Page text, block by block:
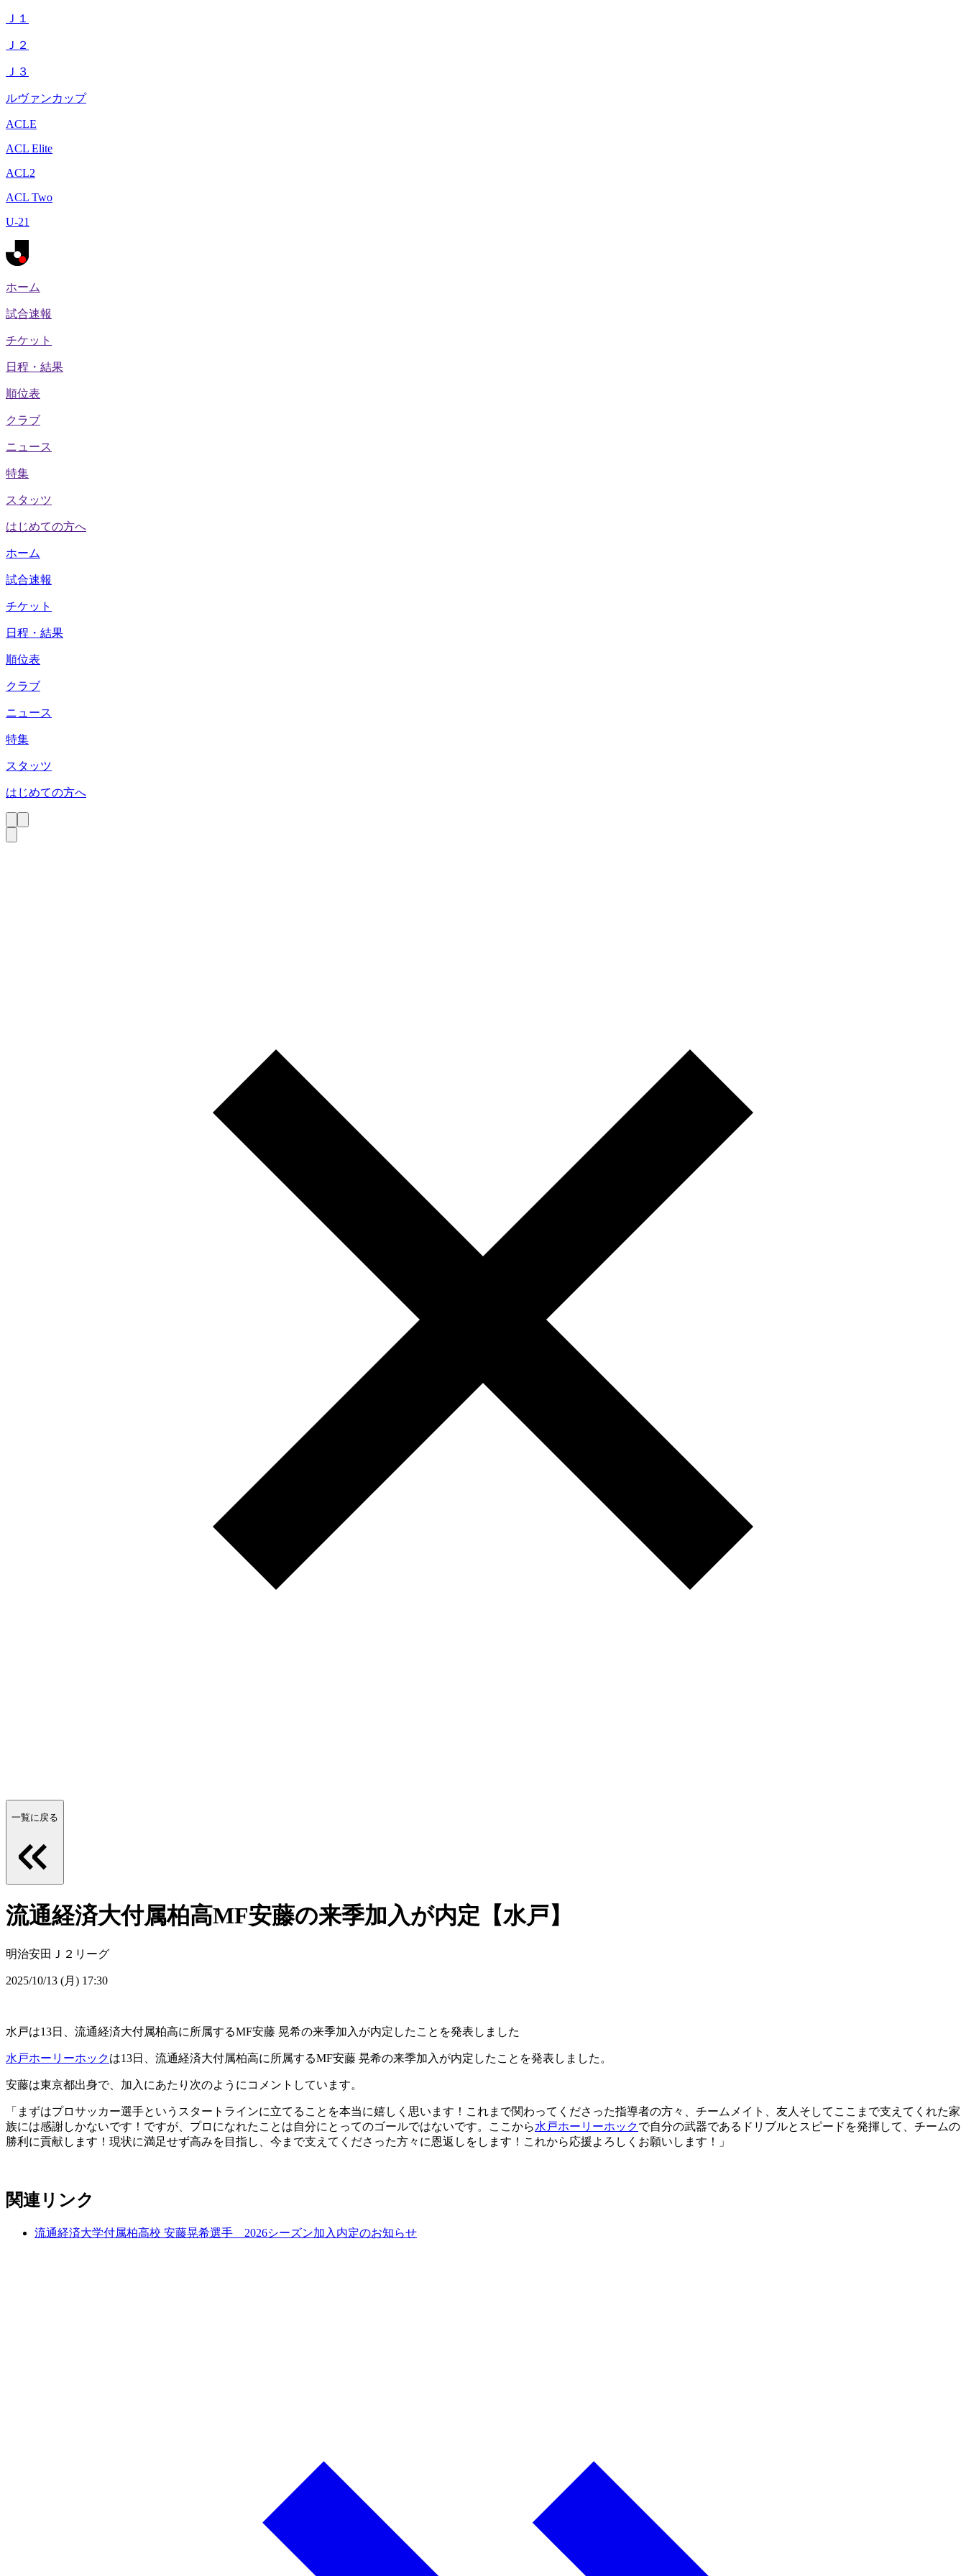
Ｊ１
Ｊ２
Ｊ３
ルヴァンカップ
ACLE
ACL Elite
ACL2
ACL Two
U-21
ホーム
試合速報
チケット
日程・結果
順位表
クラブ
ニュース
特集
スタッツ
はじめての方へ
ホーム
試合速報
チケット
日程・結果
順位表
クラブ
ニュース
特集
スタッツ
はじめての方へ
一覧に戻る
流通経済大付属柏高MF安藤の来季加入が内定【水戸】
明治安田Ｊ２リーグ
2025/10/13 (月) 17:30
水戸は13日、流通経済大付属柏高に所属するMF安藤 晃希の来季加入が内定したことを発表しました
水戸ホーリーホックは13日、流通経済大付属柏高に所属するMF安藤 晃希の来季加入が内定したことを発表しました。
安藤は東京都出身で、加入にあたり次のようにコメントしています。
「まずはプロサッカー選手というスタートラインに立てることを本当に嬉しく思います！これまで関わってくださった指導者の方々、チームメイト、友人そしてここまで支えてくれた家
族には感謝しかないです！ですが、プロになれたことは自分にとってのゴールではないです。ここから水戸ホーリーホックで自分の武器であるドリブルとスピードを発揮して、チームの
勝利に貢献します！現状に満足せず高みを目指し、今まで支えてくださった方々に恩返しをします！これから応援よろしくお願いします！」
関連リンク
流通経済大学付属柏高校 安藤晃希選手 2026シーズン加入内定のお知らせ